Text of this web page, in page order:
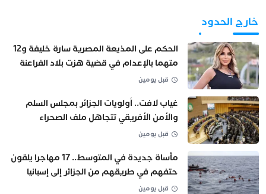
خارج الحدود
الحكم على المذيعة المصرية سارة خليفة و12
متهما بالإعدام في قضية هزت بلاد الفراعنة
قبل يومين
غياب لافت.. أولويات الجزائر بمجلس السلم
والأمن الأفريقي تتجاهل ملف الصحراء
قبل يومين
مأساة جديدة في المتوسط.. 17 مهاجرا يلقون
حتفهم في طريقهم من الجزائر إلى إسبانيا
قبل يومين